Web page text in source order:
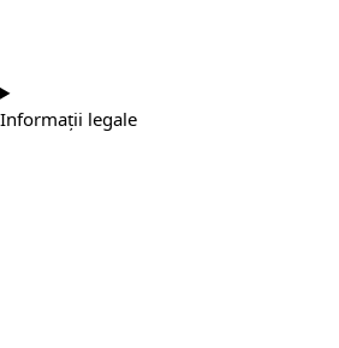
Informații legale